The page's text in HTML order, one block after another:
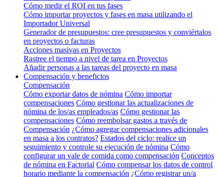
Cómo medir el ROI en tus fases
Cómo importar proyectos y fases en masa utilizando el
Importador Universal
Generador de presupuestos: cree presupuestos y conviértalos
en proyectos o facturas
Acciones masivas en Proyectos
Rastree el tiempo a nivel de tarea en Proyectos
Añadir personas a las tareas del proyecto en masa
Compensación y beneficios
Compensación
Cómo exportar datos de nómina Cómo importar
compensaciones Cómo gestionar las actualizaciones de
nómina de los/as empleados/as Cómo gestionar las
compensaciones Cómo reembolsar gastos a través de
Compensación ¿Cómo agregar compensaciones adicionales
en masa a los contratos? Estados del ciclo: realice un
seguimiento y controle su ejecución de nómina Cómo
configurar un vale de comida como compensación Conceptos
de nómina en Factorial Cómo compensar los datos de control
horario mediante la compensación ¿Cómo registrar un/a